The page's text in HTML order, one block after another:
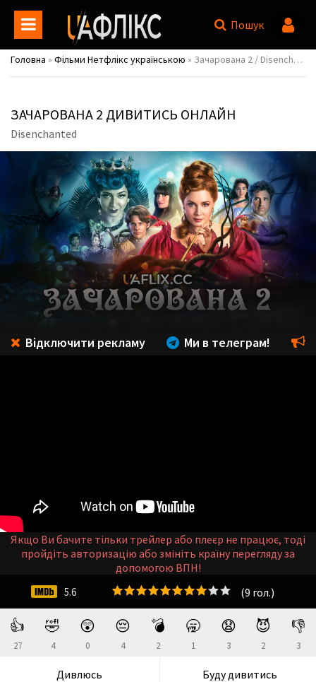
Пошук
Головна » Фільми Нетфлікс українською » Зачарована 2 / Disenchanted
ЗАЧАРОВАНА 2 ДИВИТИСЬ ОНЛАЙН
Disenchanted
👍
27
🤣
4
😲
0
😔
4
💣
2
🥱
1
😧
3
😈
2
👎
3
Дивлюсь Буду дивитись
(9 гол.)
5.6
Відключити рекламу Ми в телеграм!
Якщо Ви бачите тільки трейлер або плеєр не працює, тоді
пройдіть авторизацію або змініть країну перегляду за
допомогою ВПН!